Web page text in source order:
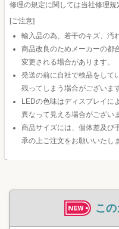
修理の規定に関しては当社修理規
[ご注意]
輸入品の為、若干のキズ、汚
商品改良のためメーカーの都
変更される場合があります。
発送の前に自社で検品をして
残ってしまう場合がございます
LEDの色味はディスプレイに
異なって見える場合がござい
商品サイズには、個体差及び
承の上ご注文をお願いいたし
こ